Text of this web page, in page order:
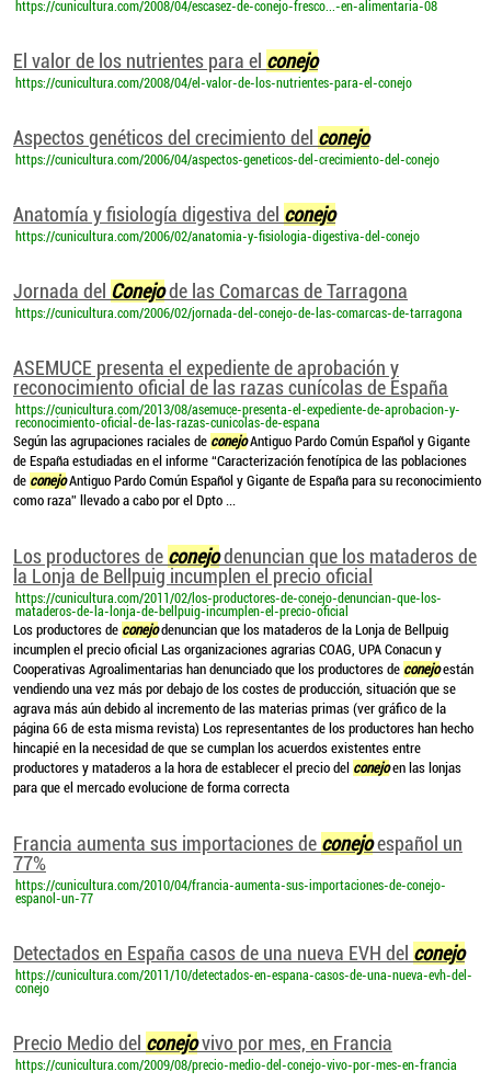
https://cunicultura.com/2008/04/escasez-de-conejo-fresco...-en-alimentaria-08
El valor de los nutrientes para el conejo
https://cunicultura.com/2008/04/el-valor-de-los-nutrientes-para-el-conejo
Aspectos genéticos del crecimiento del conejo
https://cunicultura.com/2006/04/aspectos-geneticos-del-crecimiento-del-conejo
Anatomía y fisiología digestiva del conejo
https://cunicultura.com/2006/02/anatomia-y-fisiologia-digestiva-del-conejo
Jornada del Conejode las Comarcas de Tarragona
https://cunicultura.com/2006/02/jornada-del-conejo-de-las-comarcas-de-tarragona
ASEMUCE presenta el expediente de aprobación y
reconocimiento oficial de las razas cunícolas de España
https://cunicultura.com/2013/08/asemuce-presenta-el-expediente-de-aprobacion-y-
reconocimiento-oficial-de-las-razas-cunicolas-de-espana
Según las agrupaciones raciales de conejoAntiguo Pardo Común Español y Gigante
de España estudiadas en el informe “Caracterización fenotípica de las poblaciones
de conejoAntiguo Pardo Común Español y Gigante de España para su reconocimiento
como raza” llevado a cabo por el Dpto ...
Los productores de conejodenuncian que los mataderos de
la Lonja de Bellpuig incumplen el precio oficial
https://cunicultura.com/2011/02/los-productores-de-conejo-denuncian-que-los-
mataderos-de-la-lonja-de-bellpuig-incumplen-el-precio-oficial
Los productores de conejodenuncian que los mataderos de la Lonja de Bellpuig
incumplen el precio oficial Las organizaciones agrarias COAG, UPA Conacun y
Cooperativas Agroalimentarias han denunciado que los productores de conejoestán
vendiendo una vez más por debajo de los costes de producción, situación que se
agrava más aún debido al incremento de las materias primas (ver gráfico de la
página 66 de esta misma revista) Los representantes de los productores han hecho
hincapié en la necesidad de que se cumplan los acuerdos existentes entre
productores y mataderos a la hora de establecer el precio del conejoen las lonjas
para que el mercado evolucione de forma correcta
Francia aumenta sus importaciones de conejoespañol un
77%
https://cunicultura.com/2010/04/francia-aumenta-sus-importaciones-de-conejo-
espanol-un-77
Detectados en España casos de una nueva EVH del conejo
https://cunicultura.com/2011/10/detectados-en-espana-casos-de-una-nueva-evh-del-
conejo
Precio Medio del conejovivo por mes, en Francia
https://cunicultura.com/2009/08/precio-medio-del-conejo-vivo-por-mes-en-francia